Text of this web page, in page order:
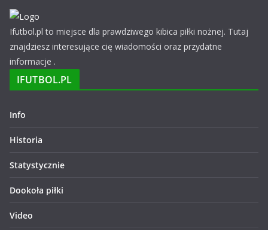
Ifutbol.pl to miejsce dla prawdziwego kibica piłki nożnej. Tutaj
znajdziesz interesujące cię wiadomości oraz przydatne
informacje .
IFUTBOL.PL
Info
Historia
Statystycznie
Dookoła piłki
Video